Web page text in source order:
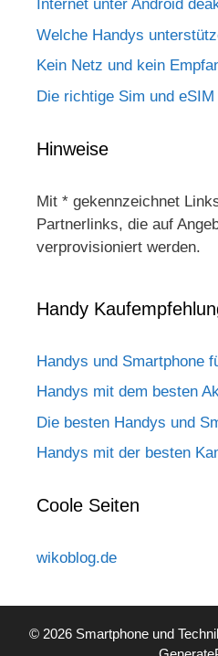
Internet unter Android
Welche Handys
Kein Netz und kein
Die richtige Sim und
Hinweise
Mit * gekennzeichnet
Partnerlinks, die auf
verprovisioniert werden.
Handy
Handys und Smartphone
Handys mit dem besten
Die besten Handys und
Handys mit der besten
Coole Seiten
wikoblog.de
© 2026 Smartphone und